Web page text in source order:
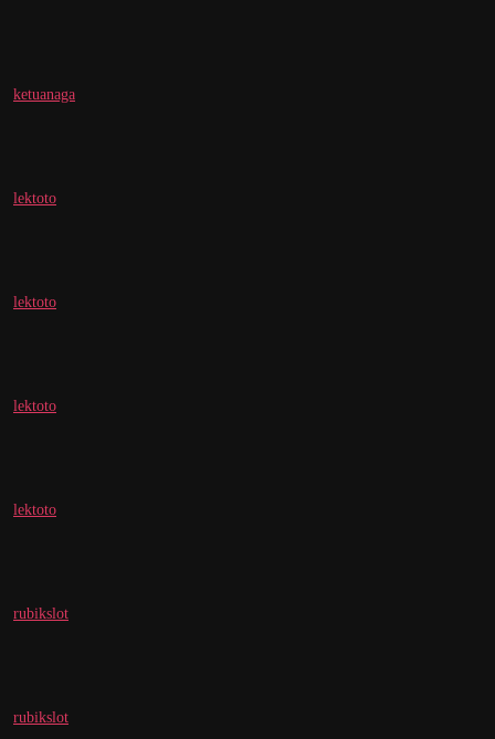
ketuanaga
lektoto
lektoto
lektoto
lektoto
rubikslot
rubikslot